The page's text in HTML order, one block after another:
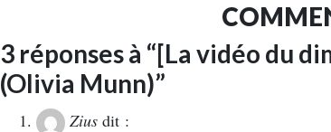
3 réponses à “[La vidéo du
(Olivia Munn)”
Zius dit :